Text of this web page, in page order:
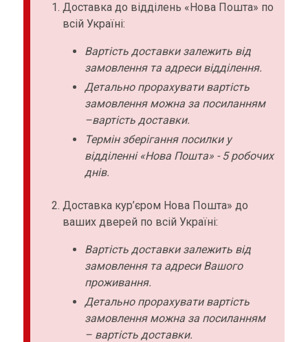
Доставка до відділень «Нова Пошта» по
всій Україні:
Вартість доставки залежить від
замовлення та адреси відділення.
Детально прорахувати вартість
замовлення можна за посиланням
–вартість доставки.
Термін зберігання посилки у
відділенні «Нова Пошта» - 5 робочих
днів.
Доставка кур’єром Нова Пошта» до
ваших дверей по всій Україні:
Вартість доставки залежить від
замовлення та адреси Вашого
проживання.
Детально прорахувати вартість
замовлення можна за посиланням
– вартість доставки.